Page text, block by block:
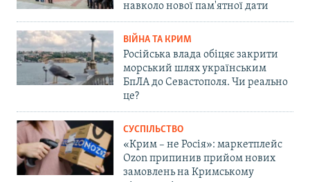
навколо нової пам'ятної дати
ВІЙНА ТА КРИМ
Російська влада обіцяє закрити
морський шлях українським
БпЛА до Севастополя. Чи реально
це?
СУСПІЛЬСТВО
«Крим – не Росія»: маркетплейс
Ozon припинив прийом нових
замовлень на Кримському